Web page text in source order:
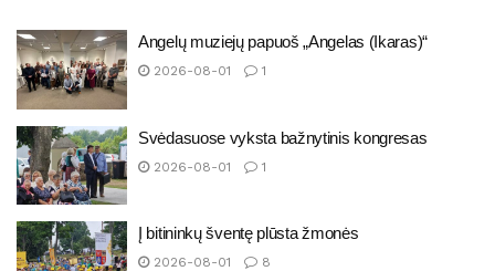
Angelų muziejų papuoš „Angelas (Ikaras)“
2026-08-01 1
Svėdasuose vyksta bažnytinis kongresas
2026-08-01 1
Į bitininkų šventę plūsta žmonės
2026-08-01 8